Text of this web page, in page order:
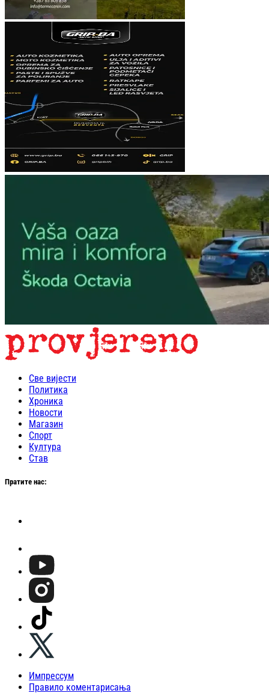
Све вијести
Политика
Хроника
Новости
Магазин
Спорт
Култура
Став
Пратите нас:
Импрессум
Правило коментарисања